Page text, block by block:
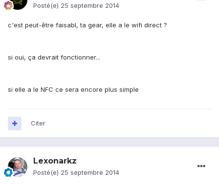
Posté(e) 25 septembre 2014
c'est peut-être faisabl, ta gear, elle a le wifi direct ?
si oui, ça devrait fonctionner...
si elle a le NFC ce sera encore plus simple
Citer
Lexonarkz
Posté(e) 25 septembre 2014